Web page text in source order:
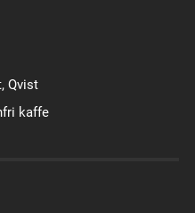
Qvist
kaffe